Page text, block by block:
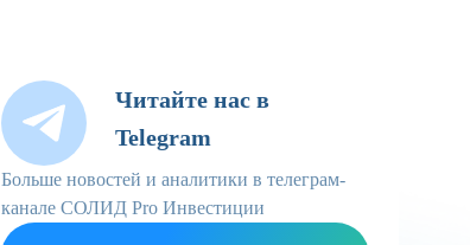
Читайте нас в
Telegram
Больше новостей и аналитики в телеграм-
канале СОЛИД Pro Инвестиции